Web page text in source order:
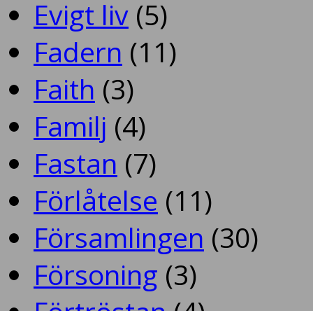
Evigt liv (5)
Fadern (11)
Faith (3)
Familj (4)
Fastan (7)
Förlåtelse (11)
Församlingen (30)
Försoning (3)